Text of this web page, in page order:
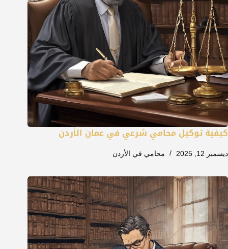
كيفية توكيل محامي شرعي في عمان الأردن
ديسمبر 12, 2025 محامي في الأردن